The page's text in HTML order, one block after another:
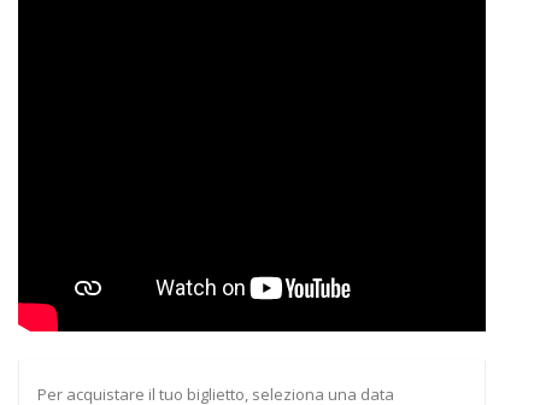
Per acquistare il tuo biglietto, seleziona una data